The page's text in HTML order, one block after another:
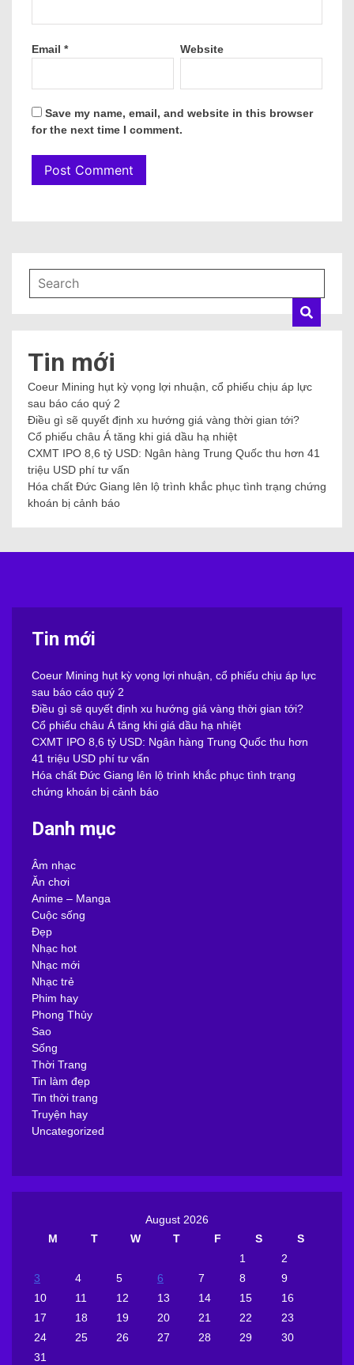
Email * Website
Save my name, email, and website in this browser
for the next time I comment.
Tin mới
Coeur Mining hụt kỳ vọng lợi nhuận, cổ phiếu chịu áp lực
sau báo cáo quý 2
Điều gì sẽ quyết định xu hướng giá vàng thời gian tới?
Cổ phiếu châu Á tăng khi giá dầu hạ nhiệt
CXMT IPO 8,6 tỷ USD: Ngân hàng Trung Quốc thu hơn 41
triệu USD phí tư vấn
Hóa chất Đức Giang lên lộ trình khắc phục tình trạng chứng
khoán bị cảnh báo
Tin mới
Coeur Mining hụt kỳ vọng lợi nhuận, cổ phiếu chịu áp lực
sau báo cáo quý 2
Điều gì sẽ quyết định xu hướng giá vàng thời gian tới?
Cổ phiếu châu Á tăng khi giá dầu hạ nhiệt
CXMT IPO 8,6 tỷ USD: Ngân hàng Trung Quốc thu hơn
41 triệu USD phí tư vấn
Hóa chất Đức Giang lên lộ trình khắc phục tình trạng
chứng khoán bị cảnh báo
Danh mục
Âm nhạc
Ăn chơi
Anime – Manga
Cuộc sống
Đẹp
Nhạc hot
Nhạc mới
Nhạc trẻ
Phim hay
Phong Thủy
Sao
Sống
Thời Trang
Tin làm đẹp
Tin thời trang
Truyện hay
Uncategorized
August 2026
M
T W T F S
S
1
2
3
4 5 6 7 8
9
10
11 12 13 14 15
16
17
18 19 20 21 22
23
24
25 26 27 28 29
30
31